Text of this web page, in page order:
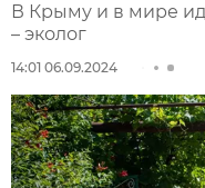
В Крыму и в мире
– эколог
14:01 06.09.2024